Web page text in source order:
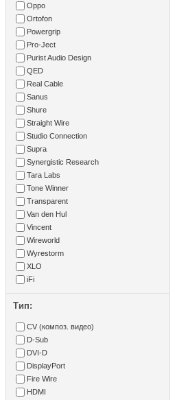
Oppo
Ortofon
Powergrip
Pro-Ject
Purist Audio Design
QED
Real Cable
Sanus
Shure
Straight Wire
Studio Connection
Supra
Synergistic Research
Tara Labs
Tone Winner
Transparent
Van den Hul
Vincent
Wireworld
Wyrestorm
XLO
iFi
Тип:
CV (композ. видео)
D-Sub
DVI-D
DisplayPort
Fire Wire
HDMI